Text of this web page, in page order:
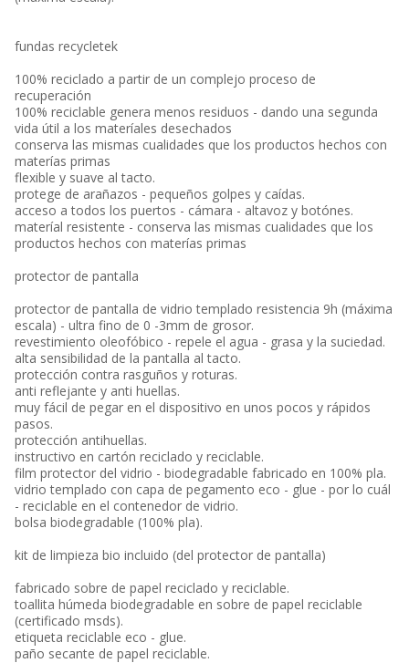
fundas recycletek
100% reciclado a partir de un complejo proceso de
recuperación
100% reciclable genera menos residuos - dando una segunda
vida útil a los materíales desechados
conserva las mismas cualidades que los productos hechos con
materías primas
flexible y suave al tacto.
protege de arañazos - pequeños golpes y caídas.
acceso a todos los puertos - cámara - altavoz y botónes.
materíal resistente - conserva las mismas cualidades que los
productos hechos con materías primas
protector de pantalla
protector de pantalla de vidrio templado resistencia 9h (máxima
escala) - ultra fino de 0 -3mm de grosor.
revestimiento oleofóbico - repele el agua - grasa y la suciedad.
alta sensibilidad de la pantalla al tacto.
protección contra rasguños y roturas.
anti reflejante y anti huellas.
muy fácil de pegar en el dispositivo en unos pocos y rápidos
pasos.
protección antihuellas.
instructivo en cartón reciclado y reciclable.
film protector del vidrio - biodegradable fabricado en 100% pla.
vidrio templado con capa de pegamento eco - glue - por lo cuál
- reciclable en el contenedor de vidrio.
bolsa biodegradable (100% pla).
kit de limpieza bio incluido (del protector de pantalla)
fabricado sobre de papel reciclado y reciclable.
toallita húmeda biodegradable en sobre de papel reciclable
(certificado msds).
etiqueta reciclable eco - glue.
paño secante de papel reciclable.